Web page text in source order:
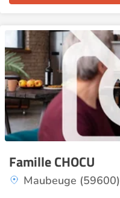
Famille CHOCU
Maubeuge (59600)